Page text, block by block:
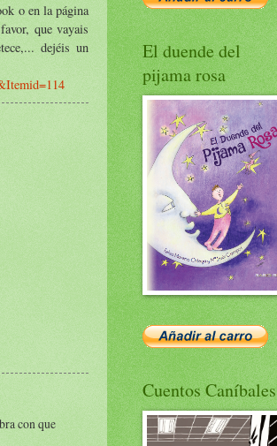
o en la página
que vayais
dejéis un
con que
El duende del
pijama rosa
Cuentos Caníbales